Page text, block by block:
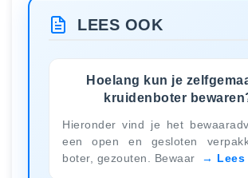
LEES OOK
Hoelang kun je
kruidenboter
Hieronder vind je het
een open en gesloten
boter, gezouten. Bewaar
Lees